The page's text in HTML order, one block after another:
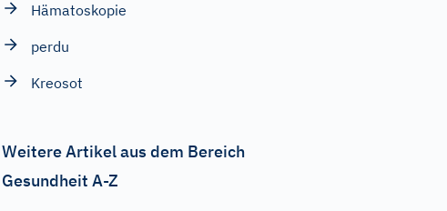
Hämatoskopie
perdu
Kreosot
Weitere Artikel aus dem Bereich
Gesundheit A-Z